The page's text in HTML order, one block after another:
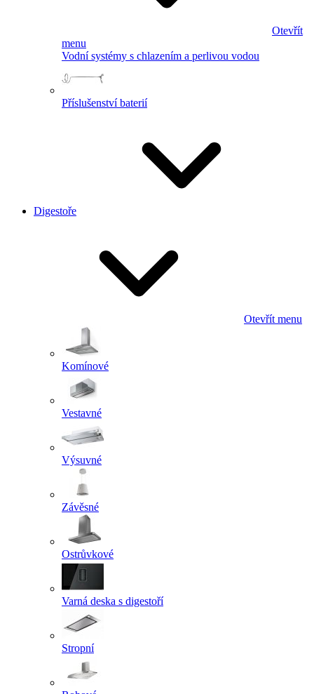
Otevřít
menu
Vodní systémy s chlazením a perlivou vodou
Příslušenství baterií
Digestoře
Otevřít menu
Komínové
Vestavné
Výsuvné
Závěsné
Ostrůvkové
Varná deska s digestoří
Stropní